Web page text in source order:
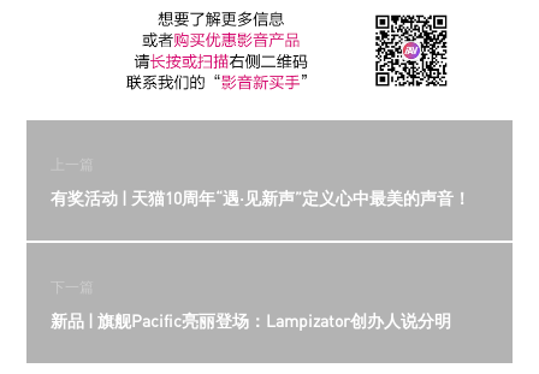
上一篇
有奖活动 | 天猫10周年“遇·见新声”定义心中最美的声音！
下一篇
新品 | 旗舰Pacific亮丽登场：Lampizator创办人说分明